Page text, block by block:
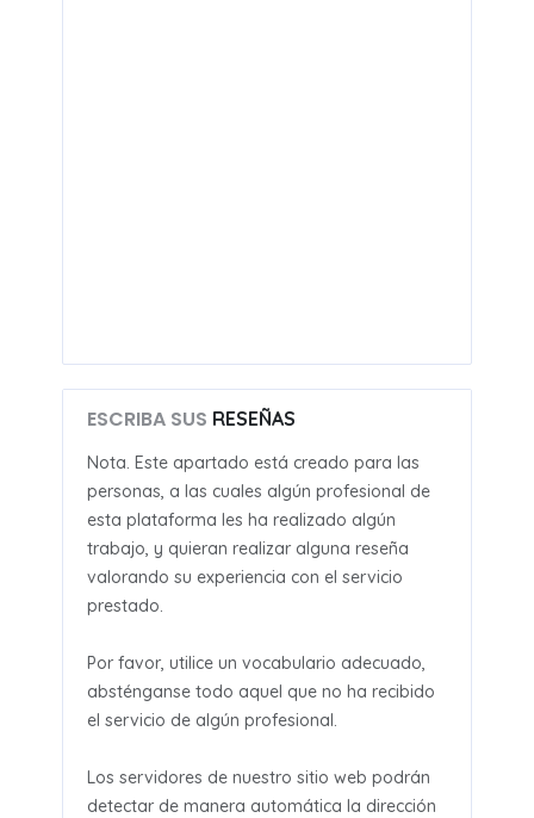
ESCRIBA SUS RESEÑAS
Nota. Este apartado está creado para las
personas, a las cuales algún profesional de
esta plataforma les ha realizado algún
trabajo, y quieran realizar alguna reseña
valorando su experiencia con el servicio
prestado.
Por favor, utilice un vocabulario adecuado,
absténganse todo aquel que no ha recibido
el servicio de algún profesional.
Los servidores de nuestro sitio web podrán
detectar de manera automática la dirección